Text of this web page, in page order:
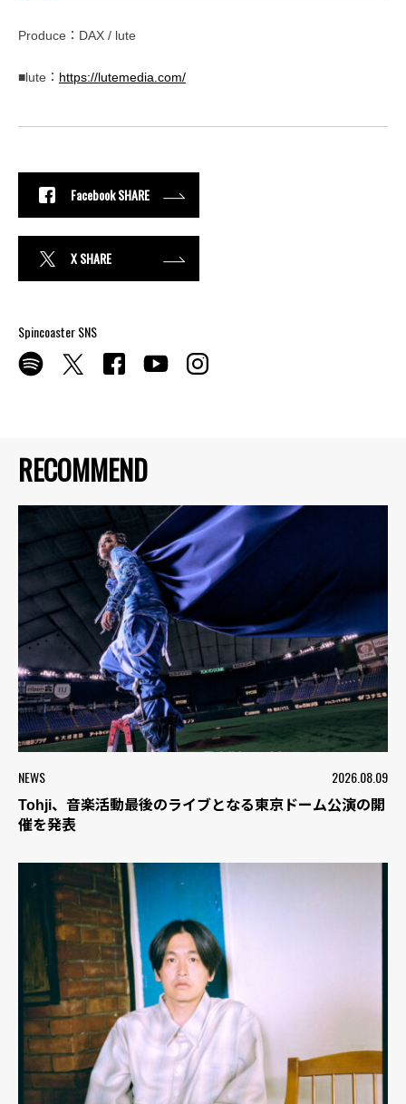
RECOMMEND
NEWS 2026.08.09
Tohji、音楽活動最後のライブとなる東京ドーム公演の開
催を発表
Produce：DAX / lute
■lute： https://lutemedia.com/
Facebook SHARE
X SHARE
Spincoaster SNS